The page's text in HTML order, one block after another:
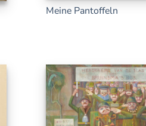
Meine Pantoffeln